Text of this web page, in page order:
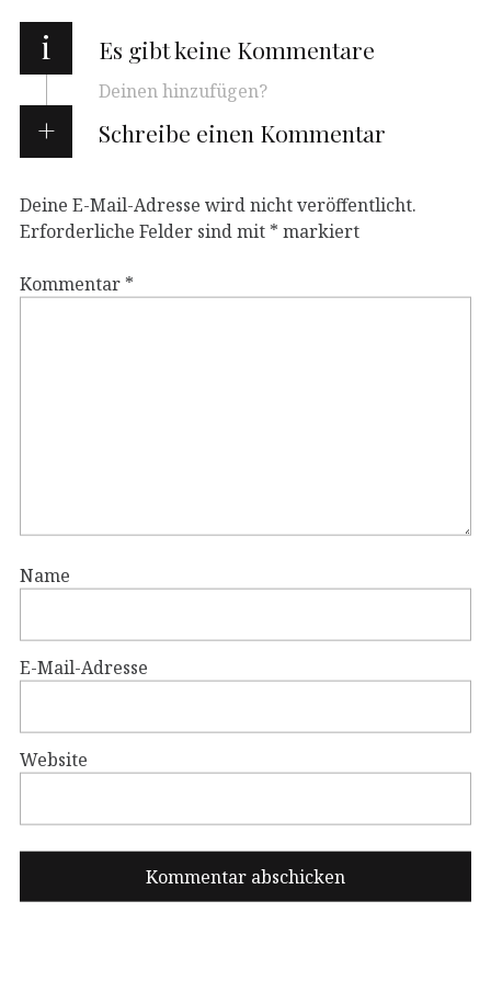
i Es gibt keine Kommentare
Deinen hinzufügen?
Schreibe einen Kommentar
Deine E-Mail-Adresse wird nicht veröffentlicht.
Erforderliche Felder sind mit * markiert
Kommentar *
Name
E-Mail-Adresse
Website